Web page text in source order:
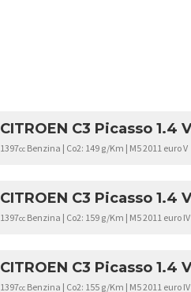
CITROEN C3 Picasso 1.4
1397cc Benzina | Co2: 149 g/Km | M5 2011 euro V
CITROEN C3 Picasso 1.4
1397cc Benzina | Co2: 159 g/Km | M5 2011 euro IV
CITROEN C3 Picasso 1.4
1397cc Benzina | Co2: 155 g/Km | M5 2011 euro IV